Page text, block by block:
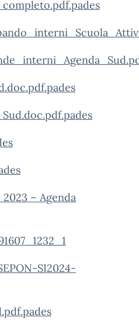
– Agenda
SI2024-